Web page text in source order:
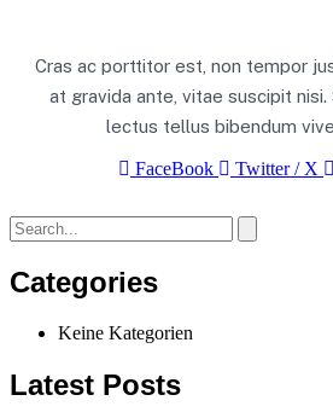
Cras ac porttitor est, non tempor
at gravida ante, vitae suscipit nisi.
lectus tellus bibendum
FaceBook Twitter / X
Categories
Keine Kategorien
Latest Posts